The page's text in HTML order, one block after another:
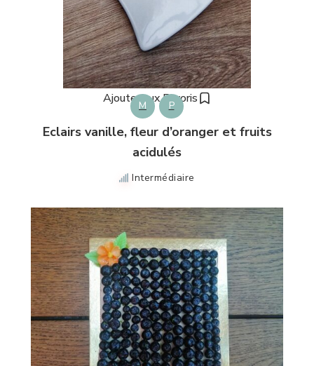
Ajouter aux Favoris
M P
Eclairs vanille, fleur d’oranger et fruits
acidulés
Intermédiaire